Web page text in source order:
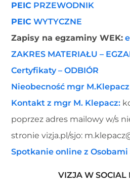
PEIC PRZEWODNIK
PEIC WYTYCZNE
Zapisy na egzaminy WEK:
ZAKRES MATERIAŁU –
Certyfikaty – ODBIÓR
Nieobecność mgr M.Klepacz
Kontakt z mgr M. Klepacz:
poprzez adres mailowy w/s
stronie vizja.pl/sjo:
Spotkanie online z
VIZJA W SOCIAL